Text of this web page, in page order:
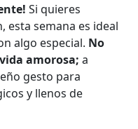
Si quieres
esta semana es ideal
algo especial. No
amorosa; a
gesto para
y llenos de